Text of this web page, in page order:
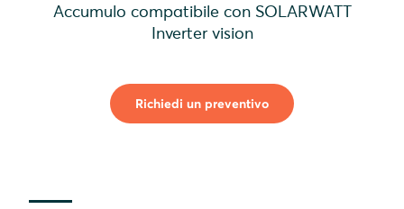
Accumulo compatibile con SOLARWATT
Inverter vision
Richiedi un preventivo